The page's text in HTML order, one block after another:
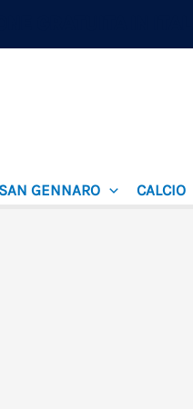
SAN GENNARO CALCIO